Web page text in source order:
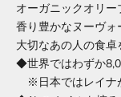
オーガニックオリー
香り豊かなヌーヴォ
大切なあの人の食卓
◆世界ではわずか
※日本ではレイナ